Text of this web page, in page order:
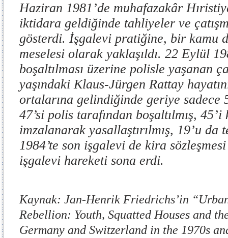
Haziran 1981’de muhafazakâr
iktidara geldiğinde tahliyeler ve
gösterdi. İşgalevi pratiğine, bir kamu
meselesi olarak yaklaşıldı. 22 Eylül
boşaltılması üzerine polisle yaşanan
yaşındaki Klaus-Jürgen Rattay
ortalarına gelindiğinde geriye sadece
47’si polis tarafından boşaltılmış,
imzalanarak yasallaştırılmış, 19’u da
1984’te son işgalevi de kira
işgalevi hareketi sona erdi.
Kaynak: Jan-Henrik Friedrichs’in
Rebellion: Youth, Squatted Houses and
Germany and Switzerland in the 1970s